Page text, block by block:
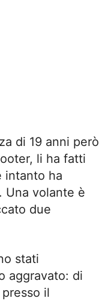
di 19 anni però
li ha fatti
intanto ha
Una volante è
due
stati
aggravato: di
il